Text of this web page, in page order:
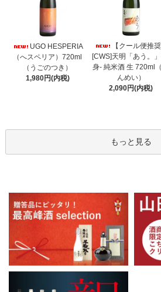
UGO HESPERIA
（へスペリア）720ml
（うごのつき）
1,980円(内税)
【クール便推奨
[CWS]天明「あう。
身- 純米酒 生 720ml
んめい）
2,090円(内税)
もっと見る